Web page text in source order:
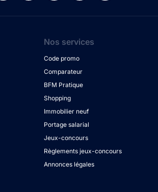
Nos services
Code promo
Comparateur
BFM Pratique
Shopping
Immobilier neuf
Portage salarial
Jeux-concours
Règlements jeux-concours
Annonces légales